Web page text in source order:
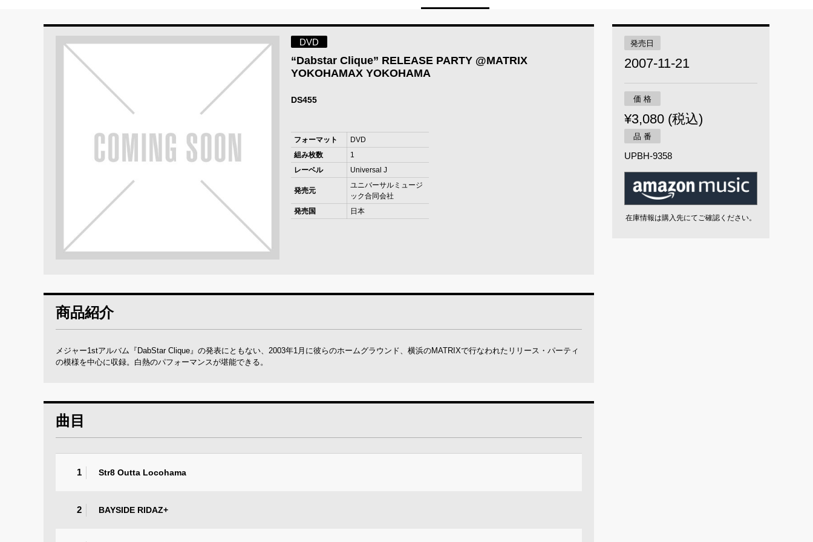
DVD
“Dabstar Clique” RELEASE PARTY @MATRIX
YOKOHAMAX YOKOHAMA
DS455
フォーマット
DVD
組み枚数
1
レーベル
Universal J
発売元
ユニバーサルミュージ
ック合同会社
発売国
日本
商品紹介
メジャー1stアルバム『DabStar Clique』の発表にともない、2003年1月に彼らのホームグラウンド、横浜のMATRIXで行なわれたリリース・パーティ
の模様を中心に収録。白熱のパフォーマンスが堪能できる。
曲目
1 Str8 Outta Locohama
2 BAYSIDE RIDAZ+
発売日
2007-11-21
価 格
¥3,080 (税込)
品 番
UPBH-9358
在庫情報は購入先にてご確認ください。